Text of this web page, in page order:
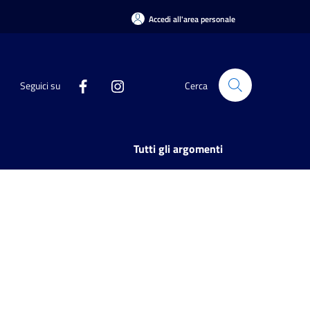
Accedi all'area personale
Seguici su Cerca
Tutti gli argomenti